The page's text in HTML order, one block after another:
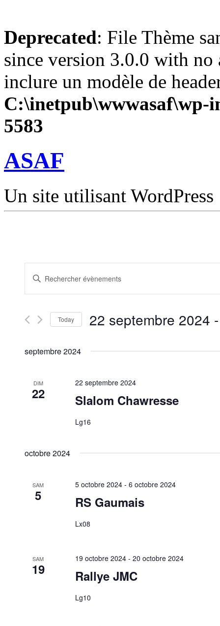
Deprecated: File Thème
since version 3.0.0 with
inclure un modèle de
C:\inetpub\wwwasaf\wp-
5583
ASAF
Un site utilisant WordPress
et
navigation
vues
Saisir
mot-
par
mot-
Today 22 septembre 2024
date.
septembre 2024
DIM
22
22 septembre 2024
Slalom Chawresse
Lg16
octobre 2024
SAM
5
5 octobre 2024 -6 octobre 2024
RS Gaumais
Lx08
SAM
19
19 octobre 2024 -20 octobre 2024
Rallye JMC
Lg10